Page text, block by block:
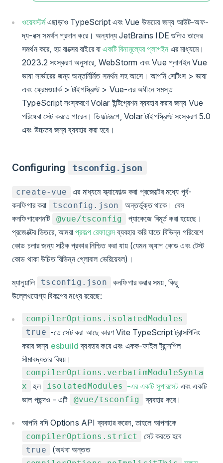
ওয়েবস্টর্মএছাড়াও TypeScript এবং Vue উভয়ের জন্য আউট-অফ-
দ্য-বক্স সমর্থন প্রদান করে। অন্যান্য JetBrains IDE গুলিও তাদের
সমর্থন করে, হয় বাক্সের বাইরে বাএকটি বিনামূল্যের প্লাগইন এর মাধ্যমে।
2023.2 সংস্করণ অনুসারে, WebStorm এবং Vue প্লাগইন Vue
ভাষা সার্ভারের জন্য অন্তর্নির্মিত সমর্থন সহ আসে। আপনি সেটিংস > ভাষা
এবং ফ্রেমওয়ার্ক > টাইপস্ক্রিপ্ট > Vue-এর অধীনে সমস্ত
TypeScript সংস্করণে Volar ইন্টিগ্রেশন ব্যবহার করার জন্য Vue
পরিষেবা সেট করতে পারেন। ডিফল্টরূপে, Volar টাইপস্ক্রিপ্ট সংস্করণ 5.0
এবং উচ্চতর জন্য ব্যবহার করা হবে।
Configuring tsconfig.json
create-vue
এর মাধ্যমে স্ক্যাফোল্ড করা প্রজেক্টের মধ্যে পূর্ব-
কনফিগার করা
tsconfig.json
অন্তর্ভুক্ত থাকে। বেস
কনফিগারেশনটি
@vue/tsconfig
প্যাকেজে বিমূর্ত করা হয়েছে।
প্রজেক্টের ভিতরে, আমরা প্রকল্প রেফারেন্সব্যবহার করি যাতে বিভিন্ন পরিবেশে
কোড চলার জন্য সঠিক প্রকার নিশ্চিত করা যায় (যেমন অ্যাপ কোড এবং টেস্ট
কোড থাকা উচিত বিভিন্ন গ্লোবাল ভেরিয়েবল)।
ম্যানুয়ালি tsconfig.json
কনফিগার করার সময়, কিছু
উল্লেখযোগ্য বিকল্পের মধ্যে রয়েছে:
compilerOptions.isolatedModules
true -তে সেট করা আছে কারণ Vite TypeScript ট্রান্সপিলিং
করার জন্য esbuild ব্যবহার করে এবং একক-ফাইল ট্রান্সপিল
সীমাবদ্ধতার বিষয়।
compilerOptions.verbatimModuleSynta
x
হল isolatedModules -এর একটি সুপারসেটএবং একটি
ভাল পছন্দও - এটি
@vue/tsconfig ব্যবহার করে।
আপনি যদি Options API ব্যবহার করেন, তাহলে আপনাকে
compilerOptions.strict সেট করতে হবে
true (অথবা অন্তত